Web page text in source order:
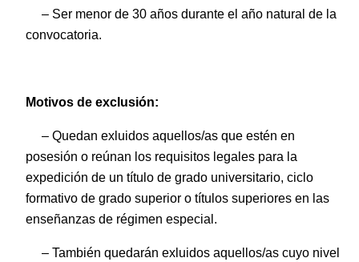
– Ser menor de 30 años durante el año natural de la
convocatoria.
Motivos de exclusión:
– Quedan exluidos aquellos/as que estén en
posesión o reúnan los requisitos legales para la
expedición de un título de grado universitario, ciclo
formativo de grado superior o títulos superiores en las
enseñanzas de régimen especial.
– También quedarán exluidos aquellos/as cuyo nivel